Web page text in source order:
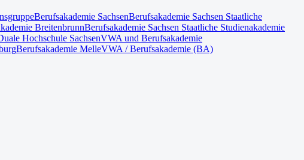
Berufsakademie SachsenBerufsakademie Sachsen Staatliche
BreitenbrunnBerufsakademie Sachsen Staatliche Studienakademie
Hochschule SachsenVWA und Berufsakademie
Berufsakademie MelleVWA / Berufsakademie (BA)